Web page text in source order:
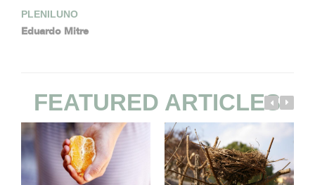
PLENILUNO
Eduardo Mitre
FEATURED ARTICLES